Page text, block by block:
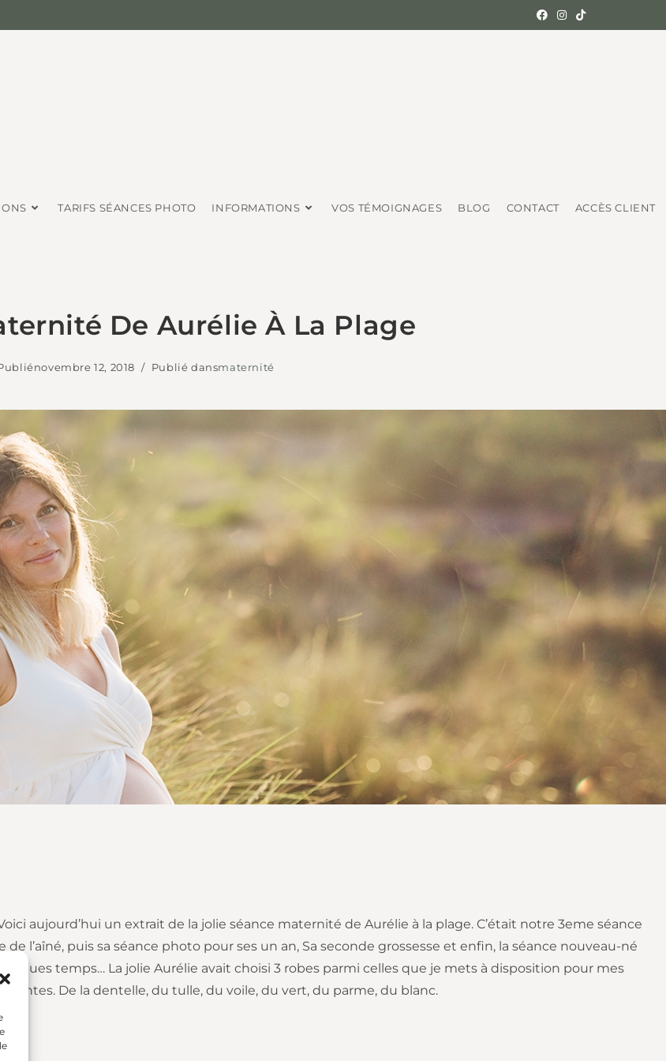
TARIFS SÉANCES PHOTO INFORMATIONS VOS TÉMOIGNAGES BLOG CONTACT ACCÈS CLIENT
De Aurélie À La Plage
novembre 12, 2018 Publié dansmaternité
aujourd’hui un extrait de la jolie séance maternité de Aurélie à la plage. C’était notre 3eme séance
l’aîné, puis sa séance photo pour ses un an, Sa seconde grossesse et enfin, la séance nouveau-né
temps… La jolie Aurélie avait choisi 3 robes parmi celles que je mets à disposition pour mes
De la dentelle, du tulle, du voile, du vert, du parme, du blanc.